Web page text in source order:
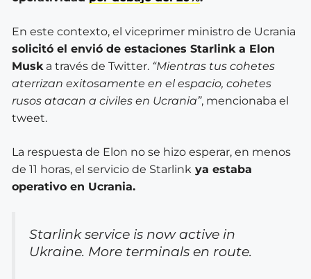
En este contexto, el viceprimer ministro de Ucrania
solicitó el envió de estaciones Starlink a Elon
Muska través de Twitter. “Mientras tus cohetes
aterrizan exitosamente en el espacio, cohetes
rusos atacan a civiles en Ucrania”, mencionaba el
tweet.
La respuesta de Elon no se hizo esperar, en menos
de 11 horas, el servicio de Starlink ya estaba
operativo en Ucrania.
Starlink service is now active in
Ukraine. More terminals en route.